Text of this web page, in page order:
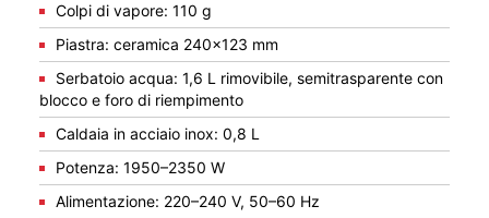
Colpi di vapore: 110 g
Piastra: ceramica 240×123 mm
Serbatoio acqua: 1,6 L rimovibile, semitrasparente con
blocco e foro di riempimento
Caldaia in acciaio inox: 0,8 L
Potenza: 1950–2350 W
Alimentazione: 220–240 V, 50–60 Hz